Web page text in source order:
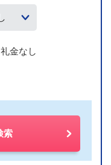
礼金なし
索